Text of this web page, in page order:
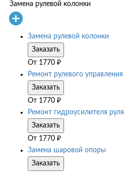
Замена рулевой колонки
Замена рулевой колонки
Заказать
От 1770 ₽
Ремонт рулевого управления
Заказать
От 1770 ₽
Ремонт гидроусилителя руля
Заказать
От 1770 ₽
Замена шаровой опоры
Заказать